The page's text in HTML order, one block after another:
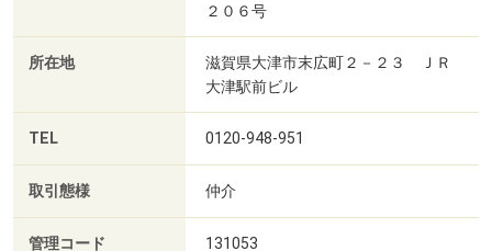
２０６号
所在地
滋賀県大津市末広町２－２３ ＪＲ
大津駅前ビル
TEL 0120-948-951
取引態様 仲介
管理コード 131053